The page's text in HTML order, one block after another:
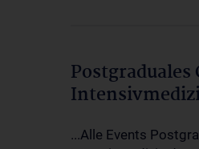
...Alle Events